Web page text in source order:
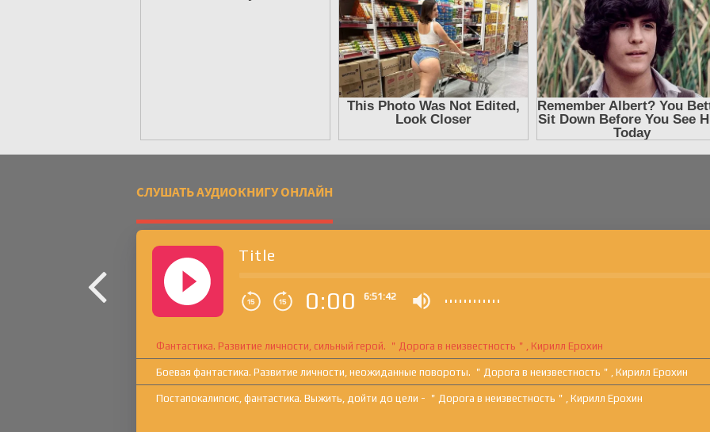
СЛУШАТЬ АУДИОКНИГУ ОНЛАЙН
Title
0:00 6:51:42
Фантастика. Развитие личности, сильный герой. ＂Дорога в неизвестность＂, Кирилл Ерохин
Боевая фантастика. Развитие личности, неожиданные повороты. ＂Дорога в неизвестность＂, Кирилл Ерохин
Постапокалипсис, фантастика. Выжить, дойти до цели - ＂Дорога в неизвестность＂, Кирилл Ерохин